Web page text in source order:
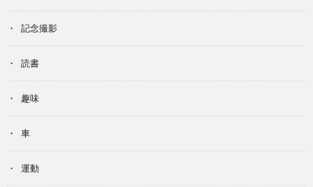
記念撮影
読書
趣味
車
運動